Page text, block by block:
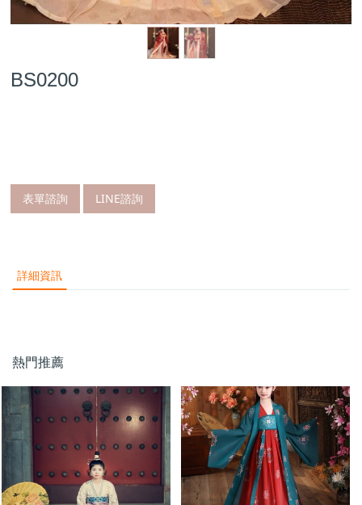
BS0200
表單諮詢 LINE諮詢
詳細資訊
熱門推薦